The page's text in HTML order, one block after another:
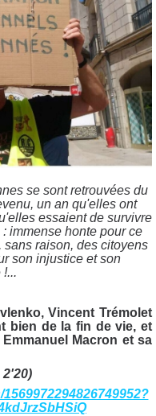
se sont retrouvées du
un an qu'elles ont
essaient de survivre
immense honte pour ce
raison, des citoyens
son injustice et son
Vincent Trémolet
bien de la fin de vie, et
Macron et sa